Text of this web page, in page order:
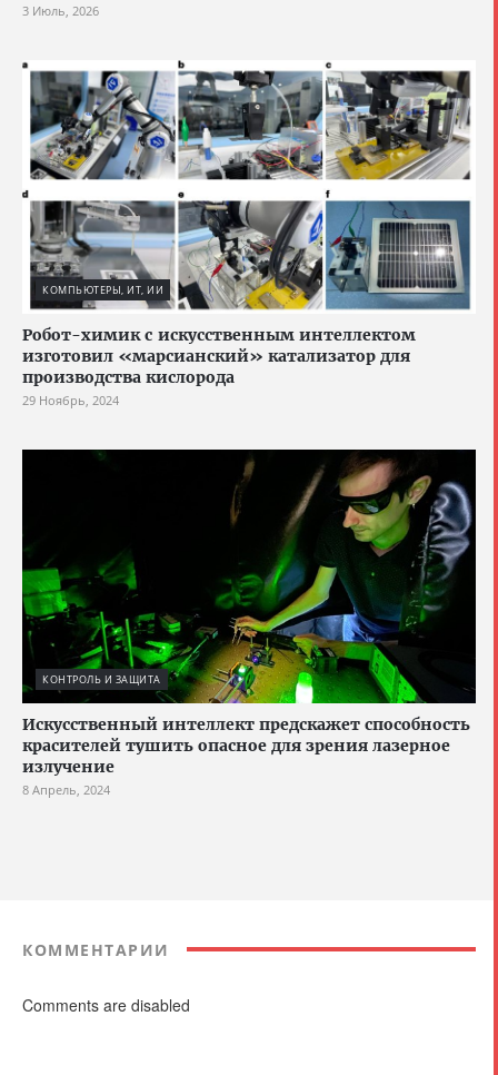
3 Июль, 2026
КОМПЬЮТЕРЫ, ИТ, ИИ
Робот-химик с искусственным интеллектом
изготовил «марсианский» катализатор для
производства кислорода
29 Ноябрь, 2024
КОНТРОЛЬ И ЗАЩИТА
Искусственный интеллект предскажет способность
красителей тушить опасное для зрения лазерное
излучение
8 Апрель, 2024
КОММЕНТАРИИ
Comments are disabled